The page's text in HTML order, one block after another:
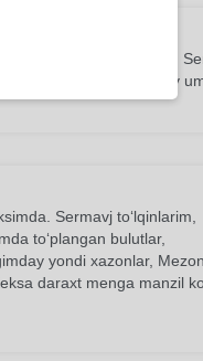
samo tushungaydir,
tushungaydir, Sen, ey
Sermavj
to‘plangan
yondi xazonlar,
daraxt menga manzil